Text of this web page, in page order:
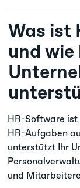
Was ist
und wie
HR-Software
HR-Aufgaben
unterstützt Ihr
und